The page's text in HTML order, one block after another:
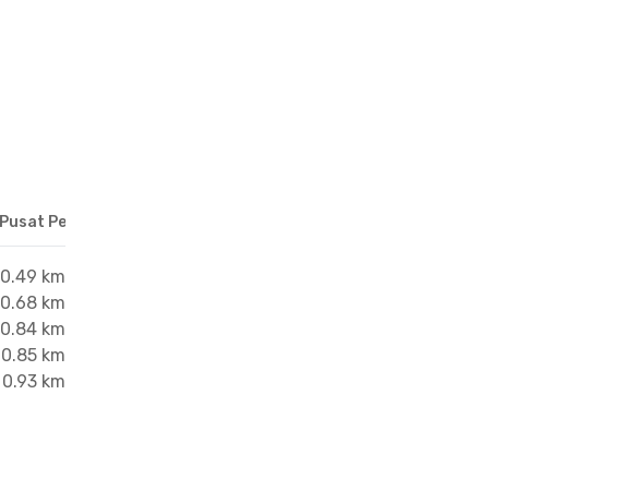
Pusat Perbelanjaan & Hiburan
0.49 km
0.68 km
0.84 km
0.85 km
0.93 km